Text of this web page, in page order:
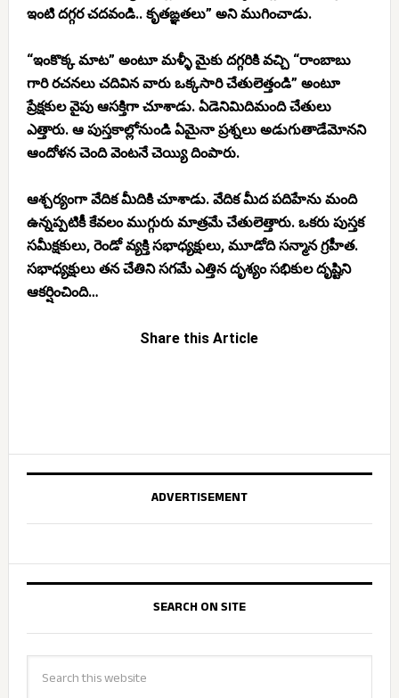
ఇంటి దగ్గర చదవండి.. కృతఙ్ఞతలు” అని ముగించాడు.
“ఇంకొక్క మాట” అంటూ మళ్ళీ మైకు దగ్గరికి వచ్చి “రాంబాబు
గారి రచనలు చదివిన వారు ఒక్కసారి చేతులెత్తండి” అంటూ
ప్రేక్షకుల వైపు ఆసక్తిగా చూశాడు. ఏడెనిమిదిమంది చేతులు
ఎత్తారు. ఆ పుస్తకాల్లోనుండి ఏమైనా ప్రశ్నలు అడుగుతాడేమోనని
ఆందోళన చెంది వెంటనే చెయ్యి దింపారు.
ఆశ్చర్యంగా వేదిక మీదికి చూశాడు. వేదిక మీద పదిహేను మంది
ఉన్నప్పటికీ కేవలం ముగ్గురు మాత్రమే చేతులెత్తారు. ఒకరు పుస్తక
సమీక్షకులు, రెండో వ్యక్తి సభాధ్యక్షులు, మూడోది సన్మాన గ్రహీత.
సభాధ్యక్షులు తన చేతిని సగమే ఎత్తిన దృశ్యం సభికుల దృష్టిని
ఆకర్షించింది…
Share this Article
ADVERTISEMENT
SEARCH ON SITE